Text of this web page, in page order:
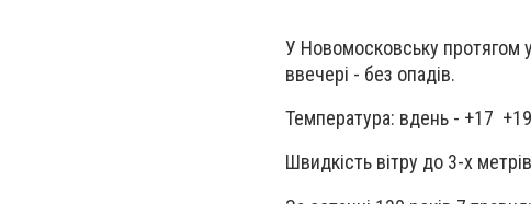
У Новомосковську протягом
ввечері - без опадів.
Температура: вдень - +17
Швидкість вітру до 3-х